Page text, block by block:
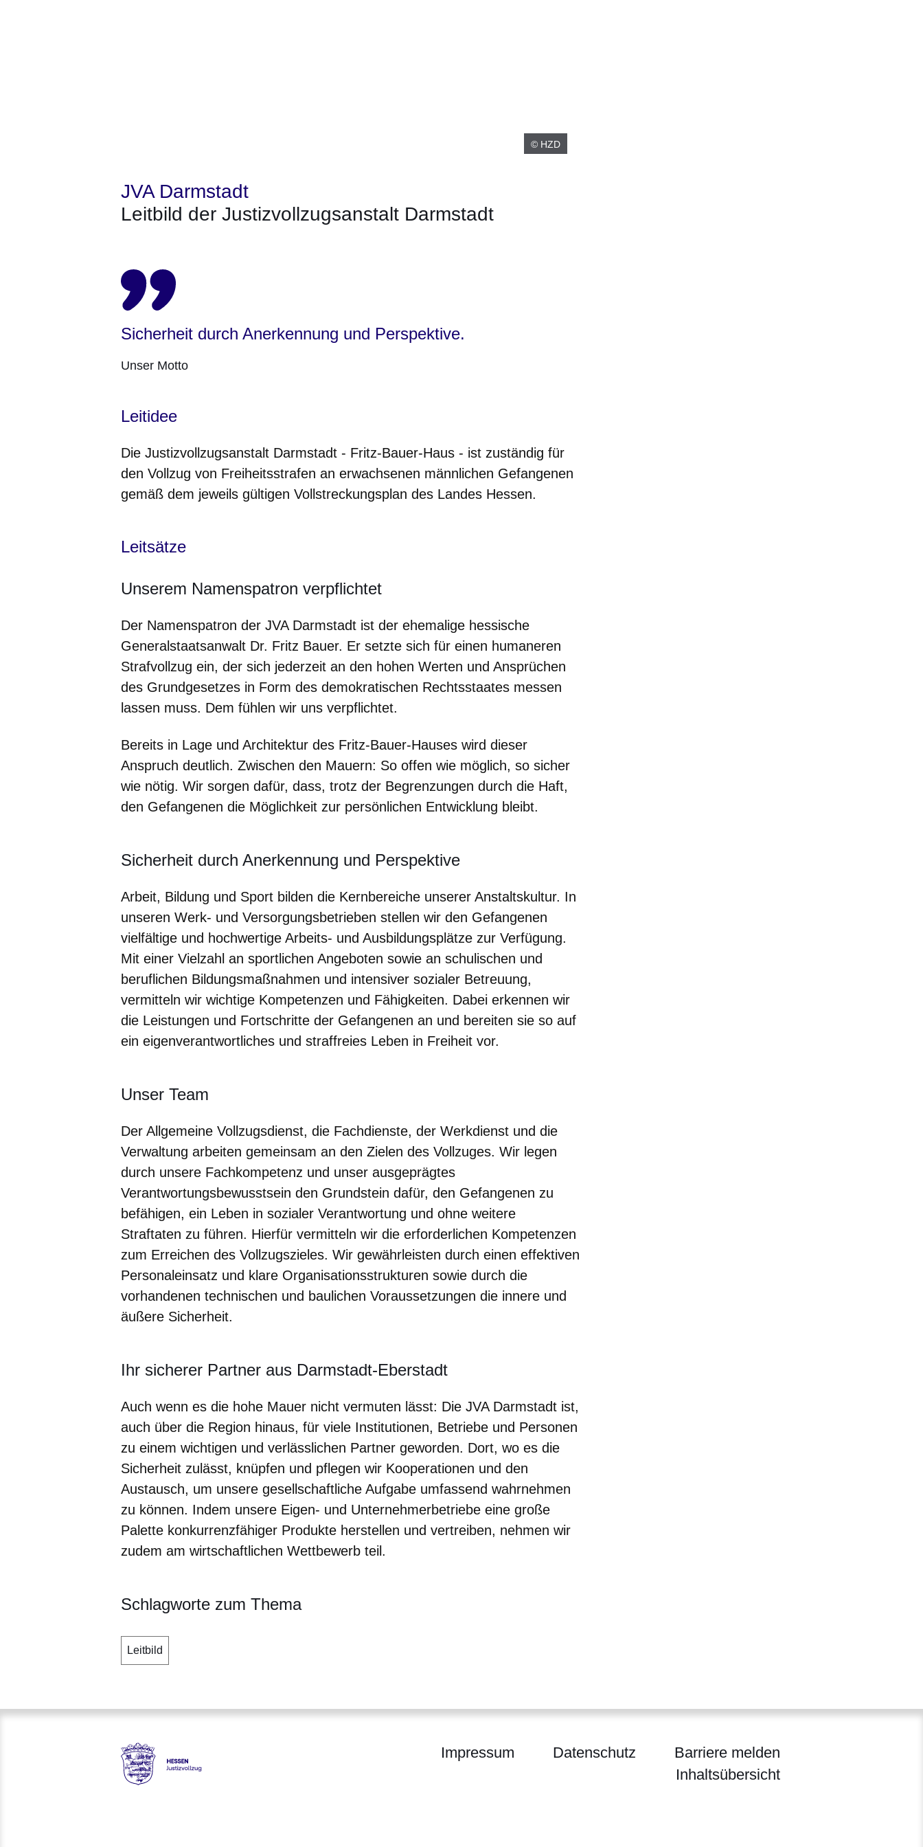
© HZD
JVA Darmstadt
Leitbild der Justizvollzugsanstalt Darmstadt
Sicherheit durch Anerkennung und Perspektive.
Unser Motto
Leitidee
Die Justizvollzugsanstalt Darmstadt - Fritz-Bauer-Haus - ist zuständig für
den Vollzug von Freiheitsstrafen an erwachsenen männlichen Gefangenen
gemäß dem jeweils gültigen Vollstreckungsplan des Landes Hessen.
Leitsätze
Unserem Namenspatron verpflichtet
Der Namenspatron der JVA Darmstadt ist der ehemalige hessische
Generalstaatsanwalt Dr. Fritz Bauer. Er setzte sich für einen humaneren
Strafvollzug ein, der sich jederzeit an den hohen Werten und Ansprüchen
des Grundgesetzes in Form des demokratischen Rechtsstaates messen
lassen muss. Dem fühlen wir uns verpflichtet.
Bereits in Lage und Architektur des Fritz-Bauer-Hauses wird dieser
Anspruch deutlich. Zwischen den Mauern: So offen wie möglich, so sicher
wie nötig. Wir sorgen dafür, dass, trotz der Begrenzungen durch die Haft,
den Gefangenen die Möglichkeit zur persönlichen Entwicklung bleibt.
Sicherheit durch Anerkennung und Perspektive
Arbeit, Bildung und Sport bilden die Kernbereiche unserer Anstaltskultur. In
unseren Werk- und Versorgungsbetrieben stellen wir den Gefangenen
vielfältige und hochwertige Arbeits- und Ausbildungsplätze zur Verfügung.
Mit einer Vielzahl an sportlichen Angeboten sowie an schulischen und
beruflichen Bildungsmaßnahmen und intensiver sozialer Betreuung,
vermitteln wir wichtige Kompetenzen und Fähigkeiten. Dabei erkennen wir
die Leistungen und Fortschritte der Gefangenen an und bereiten sie so auf
ein eigenverantwortliches und straffreies Leben in Freiheit vor.
Unser Team
Der Allgemeine Vollzugsdienst, die Fachdienste, der Werkdienst und die
Verwaltung arbeiten gemeinsam an den Zielen des Vollzuges. Wir legen
durch unsere Fachkompetenz und unser ausgeprägtes
Verantwortungsbewusstsein den Grundstein dafür, den Gefangenen zu
befähigen, ein Leben in sozialer Verantwortung und ohne weitere
Straftaten zu führen. Hierfür vermitteln wir die erforderlichen Kompetenzen
zum Erreichen des Vollzugszieles. Wir gewährleisten durch einen effektiven
Personaleinsatz und klare Organisationsstrukturen sowie durch die
vorhandenen technischen und baulichen Voraussetzungen die innere und
äußere Sicherheit.
Ihr sicherer Partner aus Darmstadt-Eberstadt
Auch wenn es die hohe Mauer nicht vermuten lässt: Die JVA Darmstadt ist,
auch über die Region hinaus, für viele Institutionen, Betriebe und Personen
zu einem wichtigen und verlässlichen Partner geworden. Dort, wo es die
Sicherheit zulässt, knüpfen und pflegen wir Kooperationen und den
Austausch, um unsere gesellschaftliche Aufgabe umfassend wahrnehmen
zu können. Indem unsere Eigen- und Unternehmerbetriebe eine große
Palette konkurrenzfähiger Produkte herstellen und vertreiben, nehmen wir
zudem am wirtschaftlichen Wettbewerb teil.
Schlagworte zum Thema
Leitbild
Impressum Datenschutz
Barriere melden
Inhaltsübersicht